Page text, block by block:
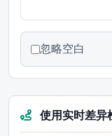
忽略空白
使用实时差异